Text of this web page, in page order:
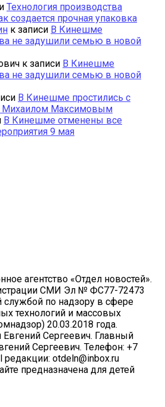
Технология производства
создается прочная упаковка
к записи В Кинешме
не задушили семью в новой
к записи В Кинешме
не задушили семью в новой
В Кинешме простились с
Михаилом Максимовым
В Кинешме отменены все
9 мая
агентство «Отдел новостей».
СМИ Эл № ФС77-72473
по надзору в сфере
технологий и массовых
20.03.2018 года.
Евгений Сергеевич. Главный
Сергеевич. Телефон: +7
otdeln@inbox.ru
предназначена для детей